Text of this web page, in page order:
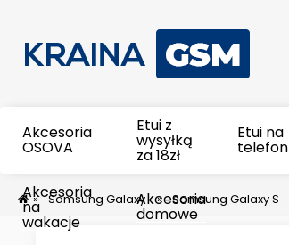
Akcesoria
OSOVA
Etui z
wysyłką
za 18zł
Etui na
telefon
Akcesoria
na
wakacje
Akcesoria
domowe
» Samsung Galaxy » Samsung Galaxy S